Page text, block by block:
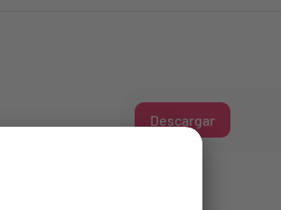
Descargar